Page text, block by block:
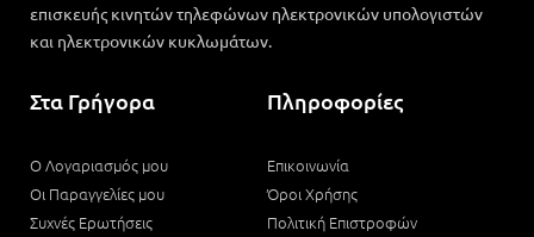
επισκευής κινητών τηλεφώνων ηλεκτρονικών υπολογιστών
και ηλεκτρονικών κυκλωμάτων.
Στα Γρήγορα
Ο Λογαριασμός μου
Οι Παραγγελίες μου
Συχνές Ερωτήσεις
Πληροφορίες
Επικοινωνία
Όροι Χρήσης
Πολιτική Επιστροφών